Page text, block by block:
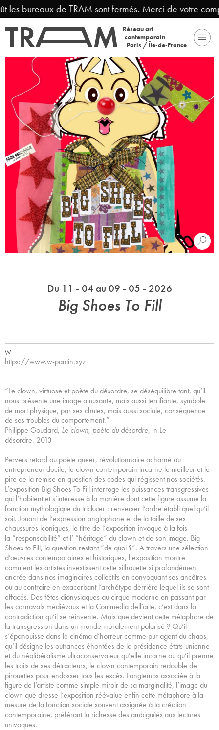
bureaux de TRAM sont fermés. Merci de votre
Réseau art
contemporain
Paris / Île-de-France
Du 11 - 04 au 09 - 05 - 2026
Big Shoes To Fill
W
https://www.w-pantin.xyz
“Le clown, virtuose et poète du désordre, se déséquilibre tant, qu’il
nous présente une image amusante, mais aussi terrifiante, symbole
de mort physique, par ses chutes, mais aussi sociale, conséquence
de ses troubles du comportement.”
Philippe Goudard, Le clown, poète du désordre, in Le
désordre, 2013
Pervers retord ou poète queer, révolutionnaire acharné ou
entrepreneur docile, le clown contemporain incarne le meilleur et le
pire de la remise en question des codes qui régissent nos sociétés.
L’exposition Big Shoes To Fill interroge les puissances transgressives
qui l’habitent et s’intéresse à la manière dont cette figure assume la
fonction mythologique du trickster : renverser l’ordre établi quel qu’il
soit. Jouant de l’expression anglophone et de la taille de ses
chaussures iconiques, le titre de l’exposition invoque à la fois
la “responsabilité” et l’ “héritage” du clown et de son image. Big
Shoes to Fill, la question restant “de quoi ?”. A travers une sélection
d’œuvres contemporaines et historiques, l’exposition montre
comment les artistes investissent cette silhouette si profondément
ancrée dans nos imaginaires collectifs en convoquant ses ancêtres
ou au contraire en exacerbant l’archétype derrière lequel ils se sont
effacés. Des fêtes dionysiaques au cirque moderne en passant par
les carnavals médiévaux et la Commedia dell’arte, c’est dans la
contradiction qu’il se réinvente. Mais que devient cette métaphore de
la transgression dans un monde moralement polarisé ? Qu’il
s’épanouisse dans le cinéma d’horreur comme pur agent du chaos,
qu’il désigne les outrances éhontées de la présidence états-unienne
et du néolibéralisme ultraconservateur qu’elle incarne ou qu’il prenne
les traits de ses détracteurs, le clown contemporain redouble de
pirouettes pour endosser tous les excès. Longtemps associée à la
figure de l’artiste comme simple miroir de sa marginalité, l’image du
clown que dresse l’exposition réévalue enfin cette métaphore à la
mesure de la fonction sociale souvent assignée à la création
contemporaine, préférant la richesse des ambiguïtés aux lectures
univoques.